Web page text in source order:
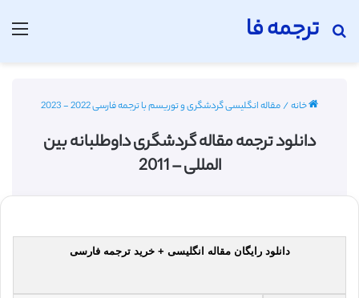
ترجمه فا
جستجو برای
خانه/مقاله انگلیسی گردشگری و توریسم با ترجمه فارسی 2022 - 2023
دانلود ترجمه مقاله گردشگری داوطلبانه بین
المللی – 2011
دانلود رایگان مقاله انگلیسی + خرید ترجمه فارسی